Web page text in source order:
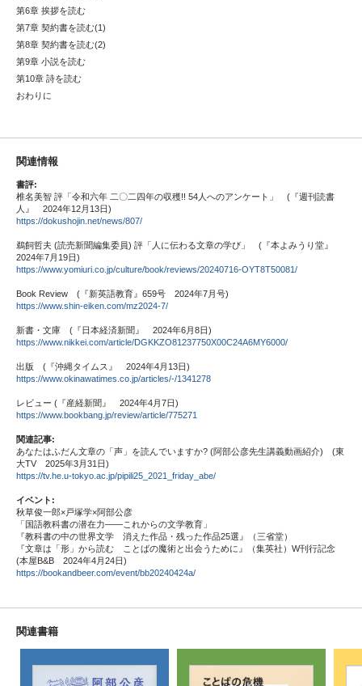
第6章 挨拶を読む
第7章 契約書を読む(1)
第8章 契約書を読む(2)
第9章 小説を読む
第10章 詩を読む
おわりに
関連情報
書評:
椎名美智 評「令和六年 二〇二四年の収穫!! 54人へのアンケート」 (『週刊読書
人』 2024年12月13日)
https://dokushojin.net/news/807/
鵜飼哲夫 (読売新聞編集委員) 評「人に伝わる文章の学び」 (『本よみうり堂』
2024年7月19日)
https://www.yomiuri.co.jp/culture/book/reviews/20240716-OYT8T50081/
Book Review (『新英語教育』659号 2024年7月号)
https://www.shin-eiken.com/mz2024-7/
新書・文庫 (『日本経済新聞』 2024年6月8日)
https://www.nikkei.com/article/DGKKZO81237750X00C24A6MY6000/
出版 (『沖縄タイムス』 2024年4月13日)
https://www.okinawatimes.co.jp/articles/-/1341278
レビュー (『産経新聞』 2024年4月7日)
https://www.bookbang.jp/review/article/775271
関連記事:
あなたはふだん文章の「声」を読んでいますか? (阿部公彦先生講義動画紹介) (東
大TV 2025年3月31日)
https://tv.he.u-tokyo.ac.jp/pipili25_2021_friday_abe/
イベント:
秋草俊一郎×戸塚学×阿部公彦
「国語教科書の潜在力――これからの文学教育」
『教科書の中の世界文学 消えた作品・残った作品25選』（三省堂）
『文章は「形」から読む ことばの魔術と出会うために』（集英社）W刊行記念
(本屋B&B 2024年4月24日)
https://bookandbeer.com/event/bb20240424a/
関連書籍